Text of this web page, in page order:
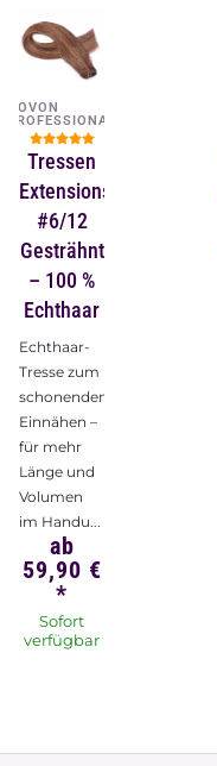
NOVON
PROFESSIONAL
Tressen
Extensions
#6/12
Gesträhnt
– 100 %
Echthaar
Echthaar-
Tresse zum
schonenden
Einnähen –
für mehr
Länge und
Volumen
im Handu...
ab
59,90 €
*
Sofort
verfügbar